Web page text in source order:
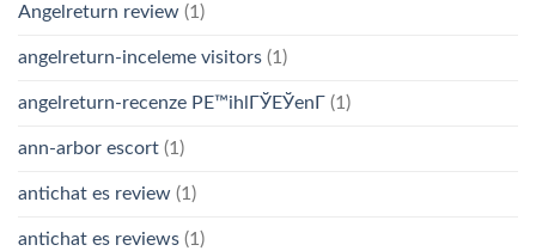
Angelreturn review (1)
angelreturn-inceleme visitors (1)
angelreturn-recenze PЕ™ihlГЎЕЎenГ­ (1)
ann-arbor escort (1)
antichat es review (1)
antichat es reviews (1)